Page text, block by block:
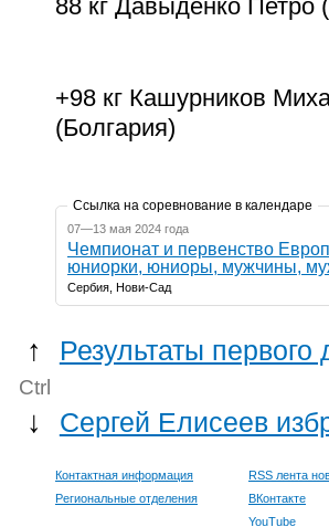
88 кг Давыденко
+98 кг Кашурников
(Болгария)
Ссылка на соревнование в календаре
07—13 мая 2024 года
Чемпионат и первенство
юниорки, юниоры, мужчины,
Сербия, Нови-Сад
↑ Результаты
Ctrl
↓ Сергей Елисеев
Контактная информация
Региональные отделения
RSS лента
ВКонтакте
YouTube